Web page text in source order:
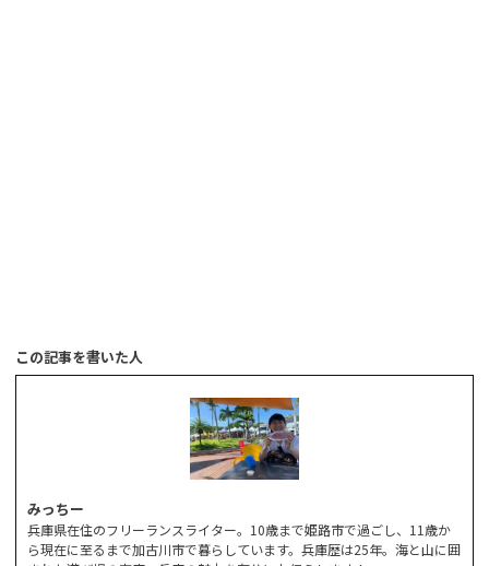
この記事を書いた人
みっちー
兵庫県在住のフリーランスライター。10歳まで姫路市で過ごし、11歳か
ら現在に至るまで加古川市で暮らしています。兵庫歴は25年。海と山に囲